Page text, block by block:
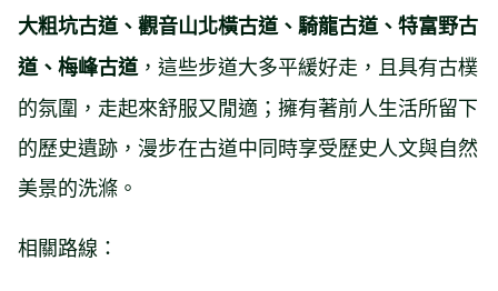
大粗坑古道、觀音山北橫古道、騎龍古道、特富野古
道、梅峰古道 ，這些步道大多平緩好走，且具有古樸
的氛圍，走起來舒服又閒適；擁有著前人生活所留下
的歷史遺跡，漫步在古道中同時享受歷史人文與自然
美景的洗滌。
相關路線：